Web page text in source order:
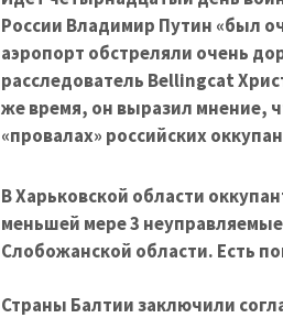
России Владимир Путин «был
аэропорт обстреляли очень
расследователь Bellingcat
же время, он выразил мнение,
«провалах» российских
В Харьковской области
меньшей мере 3
Слобожанской области. Есть
Страны Балтии заключили